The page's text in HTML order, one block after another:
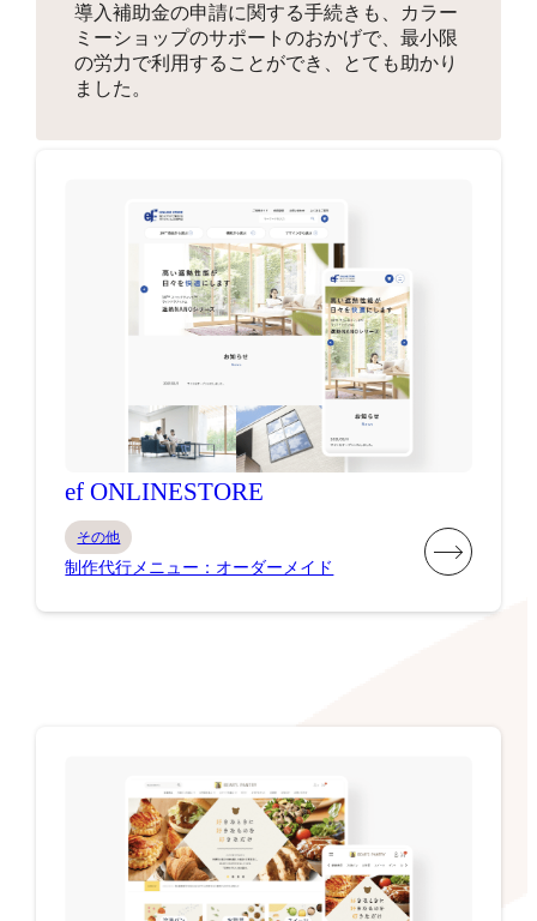
導入補助金の申請に関する手続きも、カラー
ミーショップのサポートのおかげで、最小限
の労力で利用することができ、とても助かり
ました。
ef ONLINESTORE
その他
制作代行メニュー：オーダーメイド